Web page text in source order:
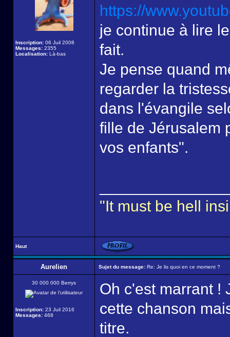
Inscription: 06 Juil 2008
Messages: 2355
Localisation: Là-bas
https://
je continue à lire
fait.
Je pense quand
regarder la
dans l'évangile
fille de Jérusalem
vos enfants".
"It must be hell
Haut
Aurelien Sujet du message: Re: Je lis quoi en ce moment ?
30 000 000 Berrys
Inscription: 23 Juil 2016
Messages: 468
Oh c'est marrant !
cette chanson
titre.